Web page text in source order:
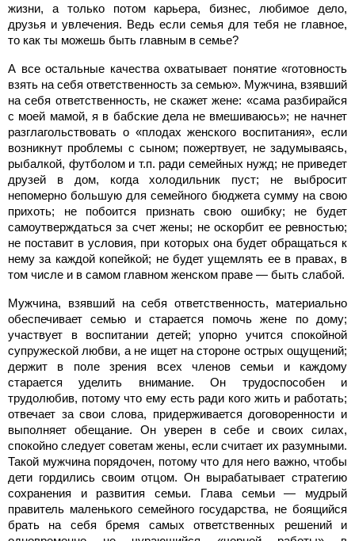
жизни, а только потом карьера, бизнес, любимое дело,
друзья и увлечения. Ведь если семья для тебя не главное,
то как ты можешь быть главным в семье?
А все остальные качества охватывает понятие «готовность
взять на себя ответственность за семью». Мужчина, взявший
на себя ответственность, не скажет жене: «сама разбирайся
с моей мамой, я в бабские дела не вмешиваюсь»; не начнет
разглагольствовать о «плодах женского воспитания», если
возникнут проблемы с сыном; пожертвует, не задумываясь,
рыбалкой, футболом и т.п. ради семейных нужд; не приведет
друзей в дом, когда холодильник пуст; не выбросит
непомерно большую для семейного бюджета сумму на свою
прихоть; не побоится признать свою ошибку; не будет
самоутверждаться за счет жены; не оскорбит ее ревностью;
не поставит в условия, при которых она будет обращаться к
нему за каждой копейкой; не будет ущемлять ее в правах, в
том числе и в самом главном женском праве — быть слабой.
Мужчина, взявший на себя ответственность, материально
обеспечивает семью и старается помочь жене по дому;
участвует в воспитании детей; упорно учится спокойной
супружеской любви, а не ищет на стороне острых ощущений;
держит в поле зрения всех членов семьи и каждому
старается уделить внимание. Он трудоспособен и
трудолюбив, потому что ему есть ради кого жить и работать;
отвечает за свои слова, придерживается договоренности и
выполняет обещание. Он уверен в себе и своих силах,
спокойно следует советам жены, если считает их разумными.
Такой мужчина порядочен, потому что для него важно, чтобы
дети гордились своим отцом. Он вырабатывает стратегию
сохранения и развития семьи. Глава семьи — мудрый
правитель маленького семейного государства, не боящийся
брать на себя бремя самых ответственных решений и